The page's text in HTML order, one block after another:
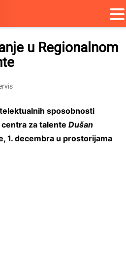
u Regionalnom
sposobnosti
za talente Dušan
1. decembra u prostorijama